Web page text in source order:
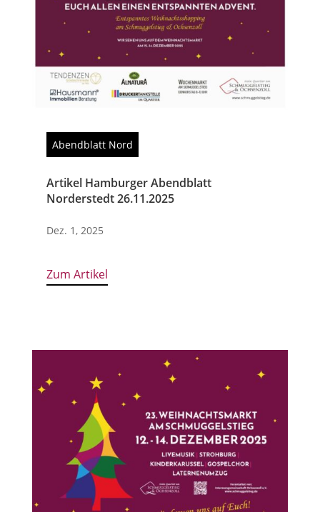
Abendblatt Nord
Artikel Hamburger Abendblatt
Norderstedt 26.11.2025
Dez. 1, 2025
Zum Artikel